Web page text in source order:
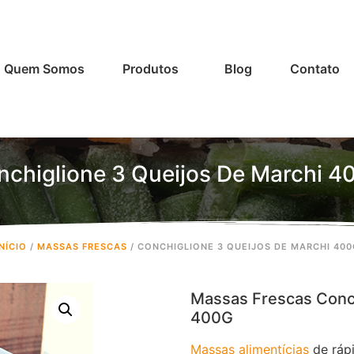
Quem Somos Produtos Blog Contato
3 Queijos De Marchi
/ MASSAS FRESCAS / CONCHIGLIONE 3 QUEIJOS DE MARCHI
Massas Frescas
400G
Massas alimentíciasde